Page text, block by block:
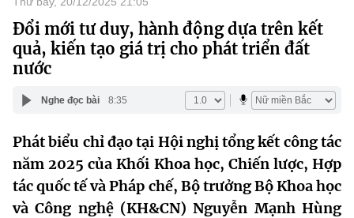
Danh mục
Trang chủ
Cơ cấu tổ chức
Lịch sử phát triển
Khoa học và Công nghệ
Đổi mới sáng tạo
Dịch vụ công
Hệ thống văn bản
Đổi mới tư duy, hành động dựa trên kết
quả, kiến tạo giá trị cho phát triển đất
nước
Nghe đọc bài 8:35
Phát biểu chỉ đạo tại Hội nghị tổng kết công tác
năm 2025 của Khối Khoa học, Chiến lược, Hợp
tác quốc tế và Pháp chế, Bộ trưởng Bộ Khoa học
và Công nghệ (KH&CN) Nguyễn Mạnh Hùng